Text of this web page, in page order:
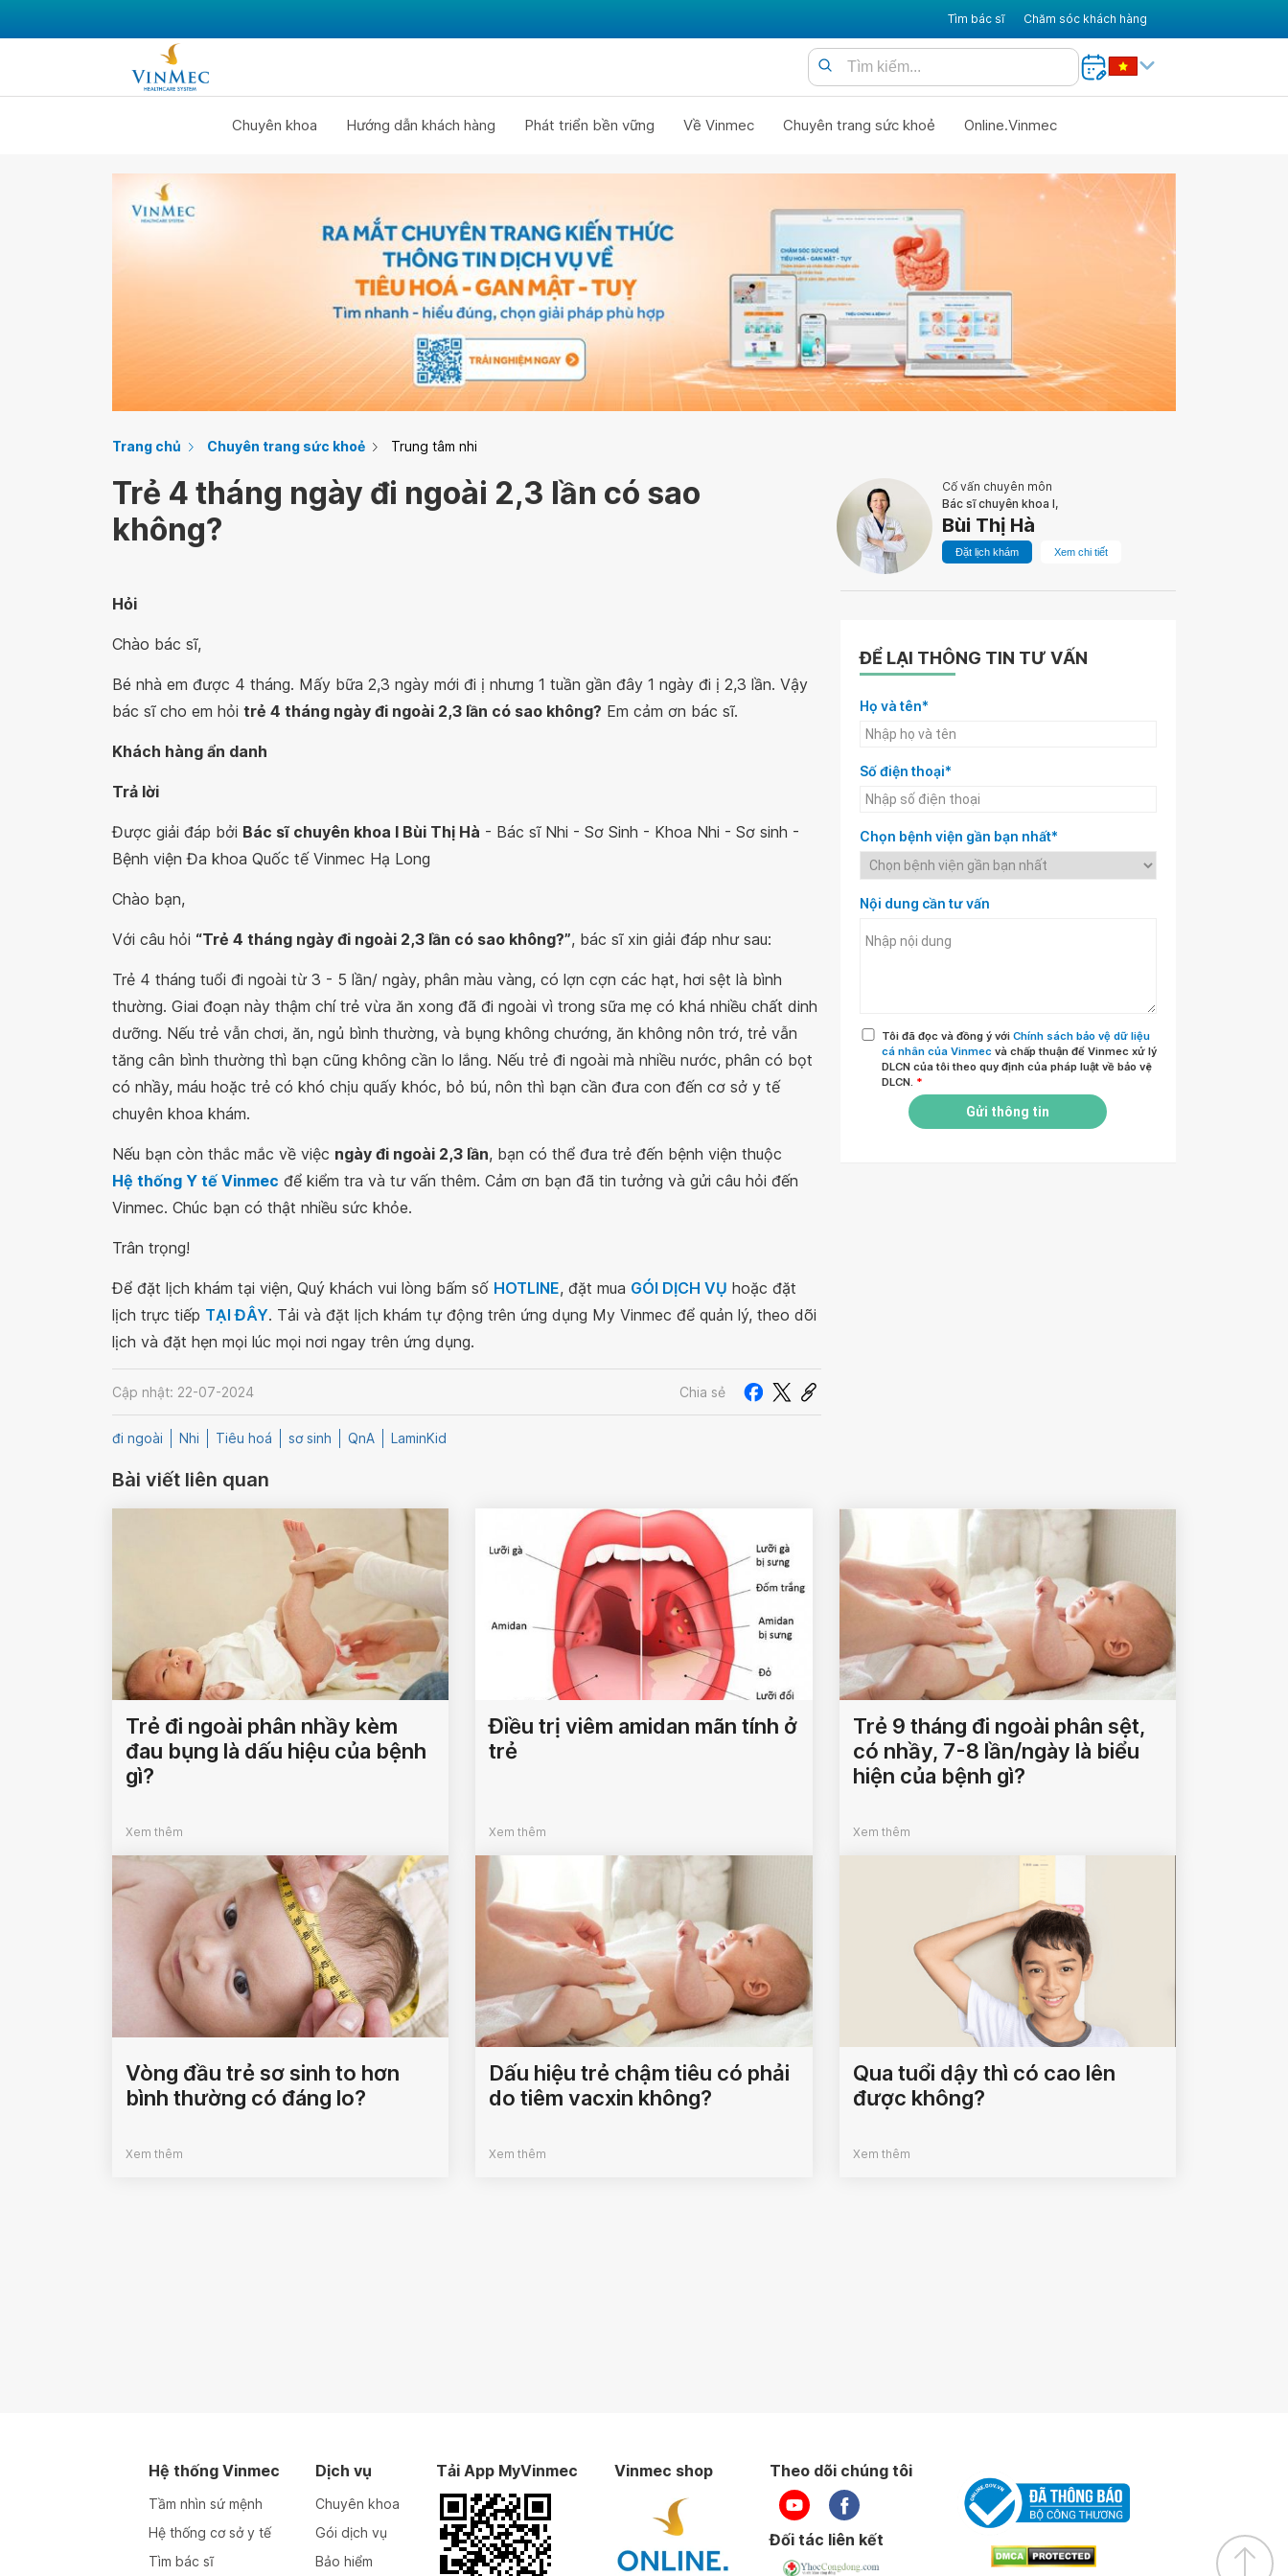
Tìm bác sĩ Chăm sóc khách hàng
Chuyên khoa Hướng dẫn khách hàng Phát triển bền vững Về Vinmec Chuyên trang sức khoẻ Online.Vinmec
Trang chủ Chuyên trang sức khoẻ Trung tâm nhi
Trẻ 4 tháng ngày đi ngoài 2,3 lần có sao
không?
Cố vấn chuyên môn
Bác sĩ chuyên khoa I,
Bùi Thị Hà
Đặt lịch khám Xem chi tiết
Hỏi
Chào bác sĩ,
Bé nhà em được 4 tháng. Mấy bữa 2,3 ngày mới đi ị nhưng 1 tuần gần đây 1 ngày đi ị 2,3 lần. Vậy
bác sĩ cho em hỏi trẻ 4 tháng ngày đi ngoài 2,3 lần có sao không? Em cảm ơn bác sĩ.
Khách hàng ẩn danh
Trả lời
Được giải đáp bởi Bác sĩ chuyên khoa I Bùi Thị Hà - Bác sĩ Nhi - Sơ Sinh - Khoa Nhi - Sơ sinh -
Bệnh viện Đa khoa Quốc tế Vinmec Hạ Long
Chào bạn,
Với câu hỏi “Trẻ 4 tháng ngày đi ngoài 2,3 lần có sao không?”, bác sĩ xin giải đáp như sau:
Trẻ 4 tháng tuổi đi ngoài từ 3 - 5 lần/ ngày, phân màu vàng, có lợn cợn các hạt, hơi sệt là bình
thường. Giai đoạn này thậm chí trẻ vừa ăn xong đã đi ngoài vì trong sữa mẹ có khá nhiều chất dinh
dưỡng. Nếu trẻ vẫn chơi, ăn, ngủ bình thường, và bụng không chướng, ăn không nôn trớ, trẻ vẫn
tăng cân bình thường thì bạn cũng không cần lo lắng. Nếu trẻ đi ngoài mà nhiều nước, phân có bọt
có nhầy, máu hoặc trẻ có khó chịu quấy khóc, bỏ bú, nôn thì bạn cần đưa con đến cơ sở y tế
chuyên khoa khám.
Nếu bạn còn thắc mắc về việc ngày đi ngoài 2,3 lần, bạn có thể đưa trẻ đến bệnh viện thuộc
Hệ thống Y tế Vinmec để kiểm tra và tư vấn thêm. Cảm ơn bạn đã tin tưởng và gửi câu hỏi đến
Vinmec. Chúc bạn có thật nhiều sức khỏe.
Trân trọng!
Để đặt lịch khám tại viện, Quý khách vui lòng bấm số HOTLINE, đặt mua GÓI DỊCH VỤ hoặc đặt
lịch trực tiếp TẠI ĐÂY. Tải và đặt lịch khám tự động trên ứng dụng My Vinmec để quản lý, theo dõi
lịch và đặt hẹn mọi lúc mọi nơi ngay trên ứng dụng.
Cập nhật: 22-07-2024 Chia sẻ
đi ngoài Nhi Tiêu hoá sơ sinh QnA LaminKid
ĐỂ LẠI THÔNG TIN TƯ VẤN
Họ và tên*
Số điện thoại*
Chọn bệnh viện gần bạn nhất*
Nội dung cần tư vấn
Tôi đã đọc và đồng ý với Chính sách bảo vệ dữ liệu
cá nhân của Vinmec và chấp thuận để Vinmec xử lý
DLCN của tôi theo quy định của pháp luật về bảo vệ
DLCN. *
Gửi thông tin
Bài viết liên quan
Trẻ đi ngoài phân nhầy kèm
đau bụng là dấu hiệu của bệnh
gì?
Xem thêm
Điều trị viêm amidan mãn tính ở
trẻ
Xem thêm
Trẻ 9 tháng đi ngoài phân sệt,
có nhầy, 7-8 lần/ngày là biểu
hiện của bệnh gì?
Xem thêm
Vòng đầu trẻ sơ sinh to hơn
bình thường có đáng lo?
Xem thêm
Dấu hiệu trẻ chậm tiêu có phải
do tiêm vacxin không?
Xem thêm
Qua tuổi dậy thì có cao lên
được không?
Xem thêm
Hệ thống Vinmec
Tầm nhìn sứ mệnh
Hệ thống cơ sở y tế
Tìm bác sĩ
Dịch vụ
Chuyên khoa
Gói dịch vụ
Bảo hiểm
Tải App MyVinmec Vinmec shop Theo dõi chúng tôi
Đối tác liên kết